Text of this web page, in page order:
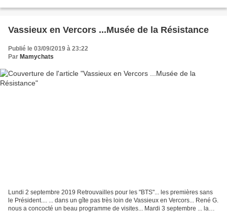
Vassieux en Vercors ...Musée de la Résistance
Publié le 03/09/2019 à 23:22
Par Mamychats
Lundi 2 septembre 2019 Retrouvailles pour les "BTS"... les premières sans
le Président.... ... dans un gîte pas très loin de Vassieux en Vercors... René G.
nous a concocté un beau programme de visites... Mardi 3 septembre ... la